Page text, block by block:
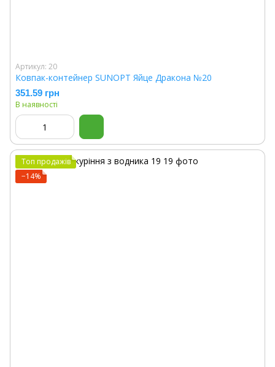
Артикул: 20
Ковпак-контейнер SUNOPT Яйце Дракона №20
351.59 грн
В наявності
Топ продажів
−14%